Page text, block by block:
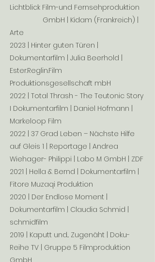
Lichtblick Film-und Fernsehproduktion
GmbH | Kidam (Frankreich) |
Arte
2023 | Hinter guten Türen |
Dokumentarfilm | Julia Beerhold |
Ester.Reglin.Film
Produktionsgesellschaft mbH
2022 | Total Thrash - The Teutonic Story
I Dokumentarfilm | Daniel Hofmann |
Markeloop Film
2022 | 37 Grad Leben – Nächste Hilfe
auf Gleis 1 | Reportage | Andrea
Wiehager- Philippi | Labo M GmbH | ZDF
2021 | Hella & Bernd | Dokumentarfilm |
Fitore Muzaqi Produktion
2020 | Der Endlose Moment |
Dokumentarfilm | Claudia Schmid |
schmidfilm
2019 | Kaputt und... Zugenäht | Doku-
Reihe TV | Gruppe 5 Filmproduktion
GmbH